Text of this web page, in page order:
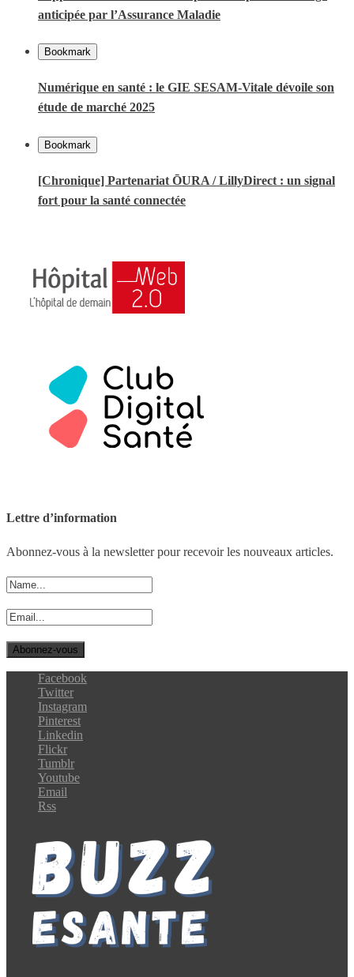
anticipée par l’Assurance Maladie
Bookmark
Numérique en santé : le GIE SESAM-Vitale dévoile son
étude de marché 2025
Bookmark
[Chronique] Partenariat ŌURA / LillyDirect : un signal
fort pour la santé connectée
Lettre d’information
Abonnez-vous à la newsletter pour recevoir les nouveaux articles.
Facebook
Twitter
Instagram
Pinterest
Linkedin
Flickr
Tumblr
Youtube
Email
Rss